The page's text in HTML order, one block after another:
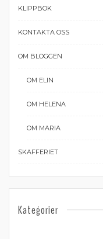
KLIPPBOK
KONTAKTA OSS
OM BLOGGEN
OM ELIN
OM HELENA
OM MARIA
SKAFFERIET
Kategorier